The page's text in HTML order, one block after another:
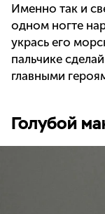
Именно так и
одном ногте
укрась его
пальчике
главными
Голубой